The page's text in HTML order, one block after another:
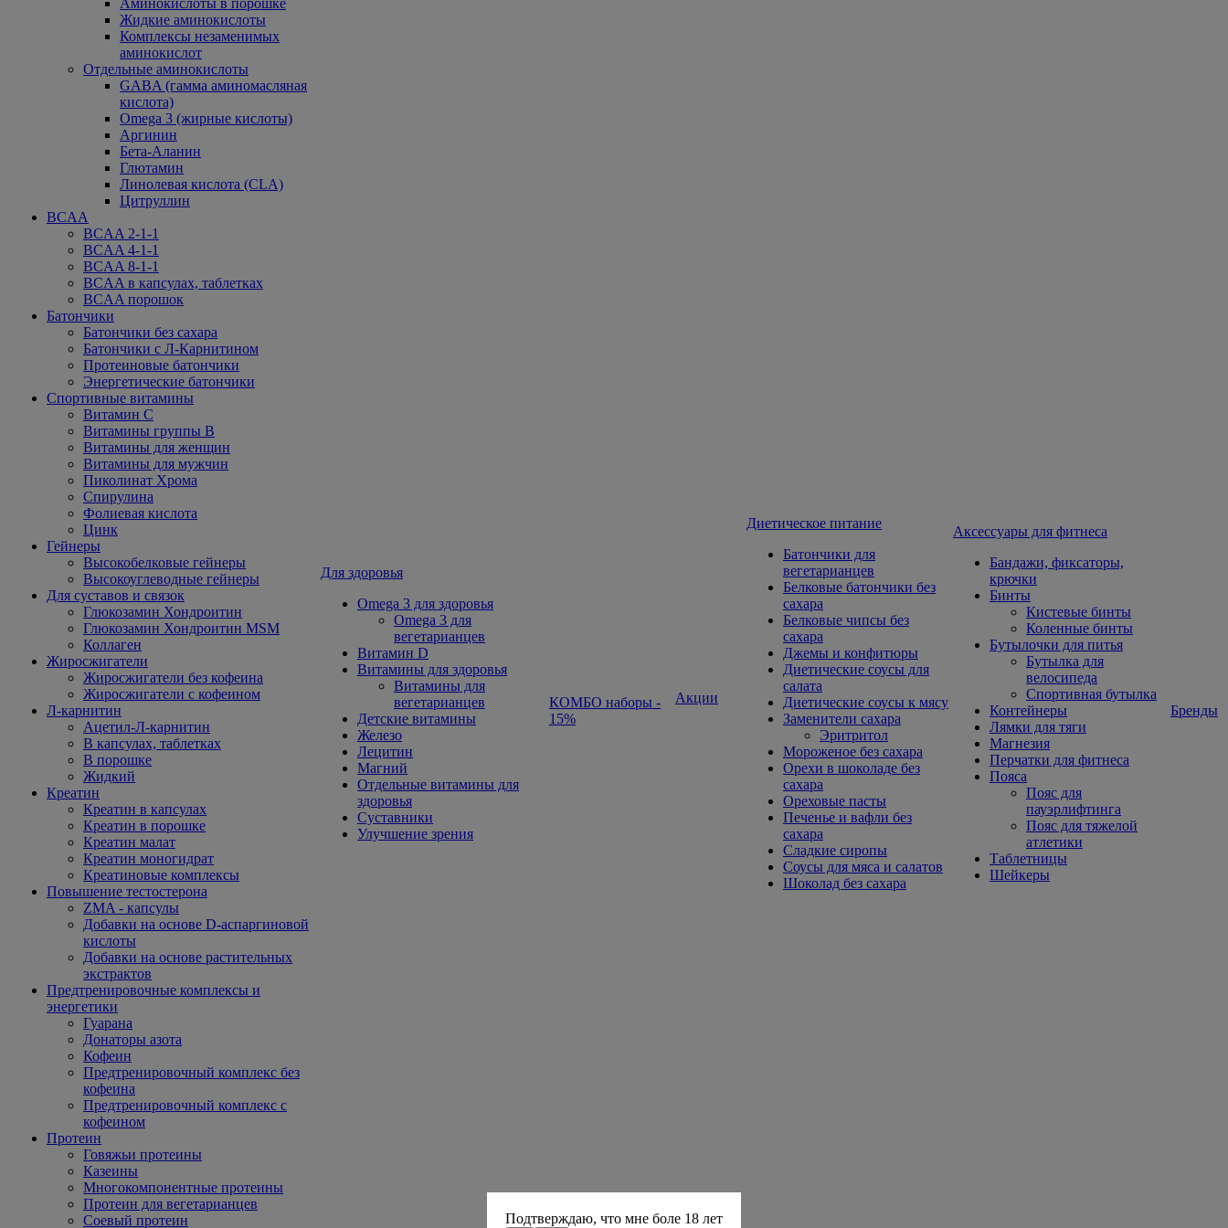
Аминокислоты в порошке
Жидкие аминокислоты
Комплексы незаменимых
аминокислот
Отдельные аминокислоты
GABA (гамма аминомасляная
кислота)
Omega 3 (жирные кислоты)
Аргинин
Бета-Аланин
Глютамин
Линолевая кислота (CLA)
Цитруллин
BCAA
BCAA 2-1-1
BCAA 4-1-1
BCAA 8-1-1
BCAA в капсулах, таблетках
BCAA порошок
Батончики
Батончики без сахара
Батончики с Л-Карнитином
Протеиновые батончики
Энергетические батончики
Спортивные витамины
Витамин С
Витамины группы В
Витамины для женщин
Витамины для мужчин
Пиколинат Хрома
Спирулина
Фолиевая кислота
Цинк
Гейнеры
Высокобелковые гейнеры
Высокоуглеводные гейнеры
Для суставов и связок
Глюкозамин Хондроитин
Глюкозамин Хондроитин MSM
Коллаген
Жиросжигатели
Жиросжигатели без кофеина
Жиросжигатели с кофеином
Л-карнитин
Ацетил-Л-карнитин
В капсулах, таблетках
В порошке
Жидкий
Креатин
Креатин в капсулах
Креатин в порошке
Креатин малат
Креатин моногидрат
Креатиновые комплексы
Повышение тестостерона
ZMA - капсулы
Добавки на основе D-аспаргиновой
кислоты
Добавки на основе растительных
экстрактов
Предтренировочные комплексы и
энергетики
Гуарана
Донаторы азота
Кофеин
Предтренировочный комплекс без
кофеина
Предтренировочный комплекс с
кофеином
Протеин
Говяжьи протеины
Казеины
Многокомпонентные протеины
Протеин для вегетарианцев
Соевый протеин
Для здоровья
Omega 3 для здоровья
Omega 3 для
вегетарианцев
Витамин D
Витамины для здоровья
Витамины для
вегетарианцев
Детские витамины
Железо
Лецитин
Магний
Отдельные витамины для
здоровья
Суставники
Улучшение зрения
КОМБО наборы -
15%
Акции
Диетическое питание
Батончики для
вегетарианцев
Белковые батончики без
сахара
Белковые чипсы без
сахара
Джемы и конфитюры
Диетические соусы для
салата
Диетические соусы к мясу
Заменители сахара
Эритритол
Мороженое без сахара
Орехи в шоколаде без
сахара
Ореховые пасты
Печенье и вафли без
сахара
Сладкие сиропы
Соусы для мяса и салатов
Шоколад без сахара
Aксессуары для фитнеса
Бандажи, фиксаторы,
крючки
Бинты
Кистевые бинты
Коленные бинты
Бутылочки для питья
Бутылка для
велосипеда
Спортивная бутылка
Контейнеры
Лямки для тяги
Магнезия
Перчатки для фитнеса
Пояса
Пояс для
пауэрлифтинга
Пояс для тяжелой
атлетики
Таблетницы
Шейкеры
Бренды
Подтверждаю, что мне боле 18 лет